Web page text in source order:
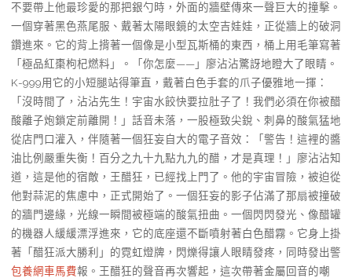
不要帶上他最珍愛的那把銀勺時，外面的牆壁傳來一聲巨大的撞擊。
一個穿著黑色燕尾服、戴著太陽眼鏡的太空吉娃娃，正從牆上的破洞
鑽進來。它的背上揹著一個像是小型瓦斯桶的東西，桶上用毛筆寫著
「極品紅棗枸杞燃料」。「你怎麼——」廖沾沾驚訝地瞪大了眼睛。
K-999用它的小短腿站得筆直，戴著白色手套的爪子優雅地一揮：
「沒時間了，沾沾先生！宇宙水餃快要拉肚子了！我們必須在你被醋
酸離子炮鎖定前離開！」話音未落，一股極致尖銳、刺鼻的酸氣猛地
從店門口灌入，伴隨著一個狂妄自大的電子音效：「警告！這裡的醬
油比例嚴重失衡！百分之九十九點九九的醋，才是真理！」廖沾沾知
道，這是他的宿敵，王醋狂，已經找上門了。他的宇宙冒險，被迫從
他對蒜泥的焦慮中，正式開始了。一個狂妄的影子佔滿了那扇被撞破
的牆門邊緣，光線一瞬間被極端的酸氣扭曲。一個閃閃發光、像醋罐
的機器人緩緩漂浮進來，它的底座還不斷噴射著白色醋霧。它身上掛
著「醋狂派大勝利」的霓虹燈牌，閃爍得讓人眼睛發疼，同時發出警
包養網車馬費報。王醋狂的聲音再次響起，這次帶著金屬回音的嘲